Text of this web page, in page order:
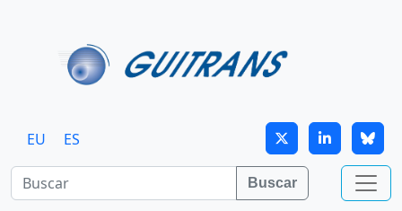
EU ES
Buscar